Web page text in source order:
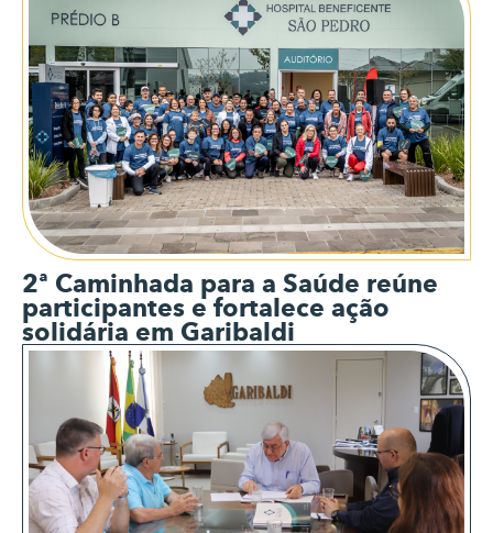
2ª Caminhada para a Saúde reúne
participantes e fortalece ação
solidária em Garibaldi